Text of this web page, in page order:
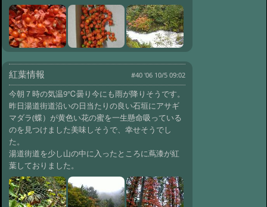
紅葉情報 #40 '06 10/5 09:02
今朝７時の気温9℃曇り今にも雨が降りそうです。
昨日湯道街道沿いの日当たりの良い石垣にアサギ
マダラ(蝶）が黄色い花の蜜を一生懸命吸っている
のを見つけました美味しそうで、幸せそうでし
た。
湯道街道を少し山の中に入ったところに蔦漆が紅
葉しておりました。